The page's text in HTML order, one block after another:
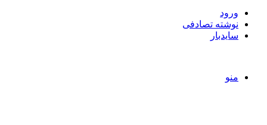
ورود
نوشته تصادفی
سایدبار
منو